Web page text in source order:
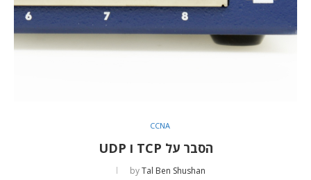
CCNA
הסבר על TCP ו UDP
byTal Ben Shushan